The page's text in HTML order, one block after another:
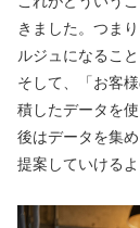
きました。つま
ルジュになるこ
そして、「お客
積したデータを
後はデータを集
提案していける